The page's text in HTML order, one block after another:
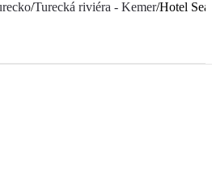
/Turecká riviéra - Kemer/Hotel